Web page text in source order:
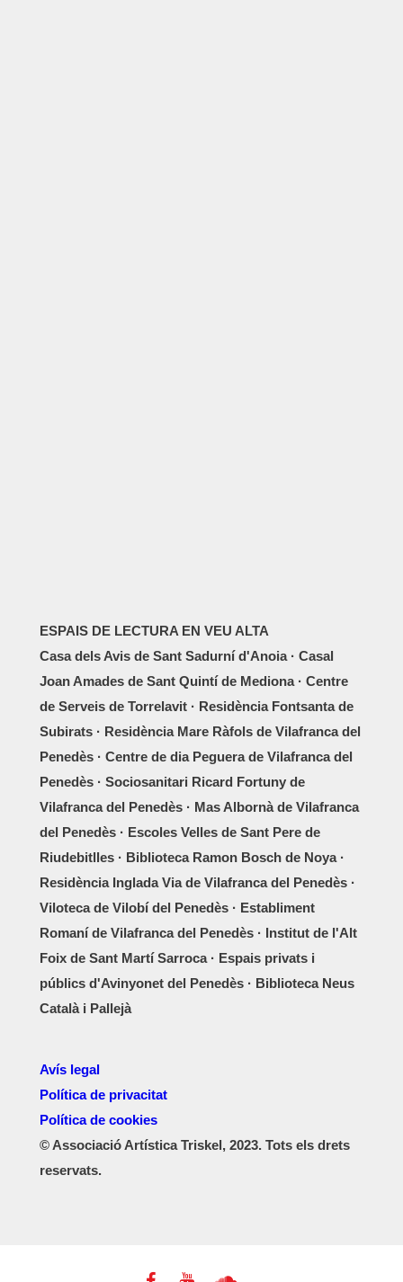
ESPAIS DE LECTURA EN VEU ALTA
Casa dels Avis de Sant Sadurní d'Anoia · Casal
Joan Amades de Sant Quintí de Mediona · Centre
de Serveis de Torrelavit · Residència Fontsanta de
Subirats · Residència Mare Ràfols de Vilafranca del
Penedès · Centre de dia Peguera de Vilafranca del
Penedès · Sociosanitari Ricard Fortuny de
Vilafranca del Penedès · Mas Albornà de Vilafranca
del Penedès · Escoles Velles de Sant Pere de
Riudebitlles · Biblioteca Ramon Bosch de Noya ·
Residència Inglada Via de Vilafranca del Penedès ·
Viloteca de Vilobí del Penedès · Establiment
Romaní de Vilafranca del Penedès · Institut de l'Alt
Foix de Sant Martí Sarroca · Espais privats i
públics d'Avinyonet del Penedès · Biblioteca Neus
Català i Pallejà
Avís legal
Política de privacitat
Política de cookies
© Associació Artística Triskel, 2023. Tots els drets
reservats.